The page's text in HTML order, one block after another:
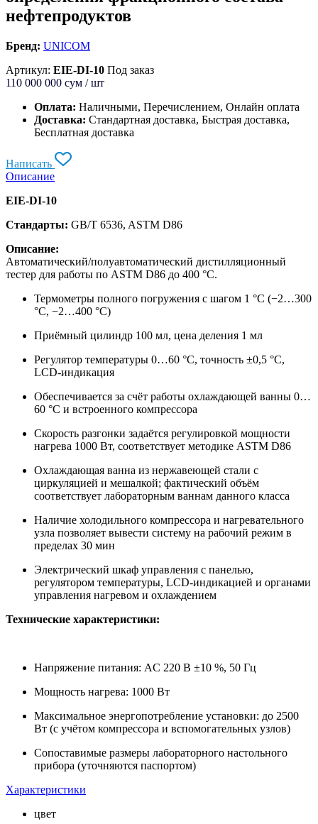
нефтепродуктов
Бренд: UNICOM
Артикул: EIE-DI-10 Под заказ
110 000 000 сум / шт
Оплата: Наличными, Перечислением, Онлайн оплата
Доставка: Стандартная доставка, Быстрая доставка,
Бесплатная доставка
Написать
Описание
EIE-DI-10
Стандарты: GB/T 6536, ASTM D86
Описание:
Автоматический/полуавтоматический дистилляционный
тестер для работы по ASTM D86 до 400 °C.
Термометры полного погружения с шагом 1 °C (−2…300
°C, −2…400 °C)
Приёмный цилиндр 100 мл, цена деления 1 мл
Регулятор температуры 0…60 °C, точность ±0,5 °C,
LCD-индикация
Обеспечивается за счёт работы охлаждающей ванны 0…
60 °C и встроенного компрессора
Скорость разгонки задаётся регулировкой мощности
нагрева 1000 Вт, соответствует методике ASTM D86
Охлаждающая ванна из нержавеющей стали с
циркуляцией и мешалкой; фактический объём
соответствует лабораторным ваннам данного класса
Наличие холодильного компрессора и нагревательного
узла позволяет вывести систему на рабочий режим в
пределах 30 мин
Электрический шкаф управления с панелью,
регулятором температуры, LCD-индикацией и органами
управления нагревом и охлаждением
Технические характеристики:
Напряжение питания: AC 220 В ±10 %, 50 Гц
Мощность нагрева: 1000 Вт
Максимальное энергопотребление установки: до 2500
Вт (с учётом компрессора и вспомогательных узлов)
Сопоставимые размеры лабораторного настольного
прибора (уточняются паспортом)
Характеристики
цвет